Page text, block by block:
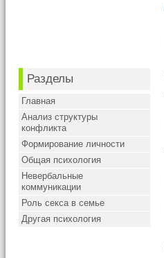
Разделы
Главная
Анализ структуры
конфликта
Формирование личности
Общая психология
Невербальные
коммуникации
Роль секса в семье
Другая психология